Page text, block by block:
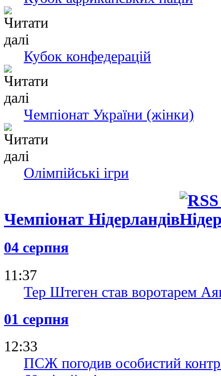
Кубок конфедерацій
Чемпіонат України (жінки)
Олімпійські ігри
Чемпіонат Нідерландів
04 серпня
11:37
Тер Штеген став воротарем
01 серпня
12:33
ПСЖ погодив особистий